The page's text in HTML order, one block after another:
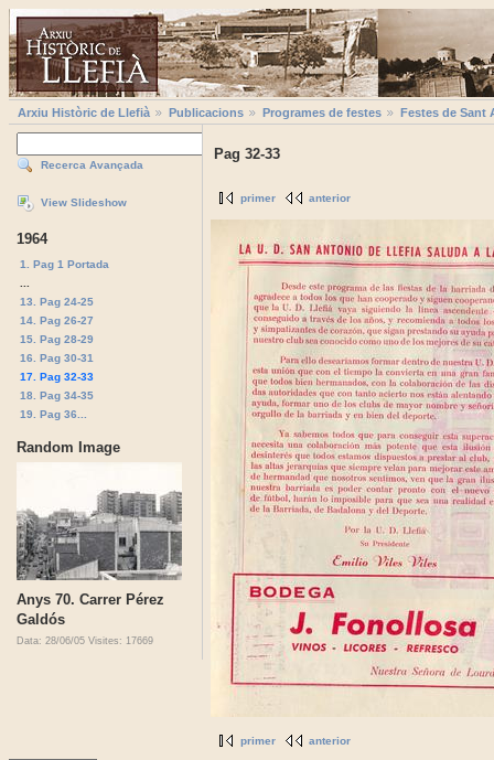
Arxiu Històric de Llefià Publicacions Programes de festes Festes de Sant
Recerca Avançada
View Slideshow
1964
1. Pag 1 Portada
13. Pag 24-25
14. Pag 26-27
15. Pag 28-29
16. Pag 30-31
17. Pag 32-33
18. Pag 34-35
19. Pag 36...
Random Image
Anys 70. Carrer Pérez
Galdós
Data: 28/06/05 Visites: 17669
Pag 32-33
primer anterior
primer anterior